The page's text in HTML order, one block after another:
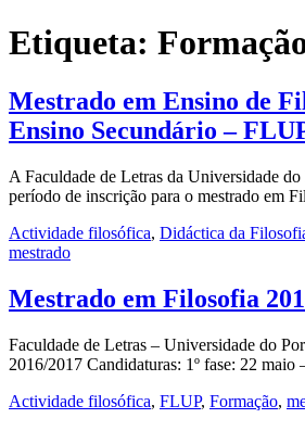
Etiqueta:
Mestrado em Ensino de
Ensino Secundário –
A Faculdade de Letras da Universidade
período de inscrição para o mestrado em
Actividade filosófica, Didáctica da
mestrado
Mestrado em Filosofia
Faculdade de Letras – Universidade do
2016/2017 Candidaturas: 1º fase: 22
Actividade filosófica, FLUP, Formação,